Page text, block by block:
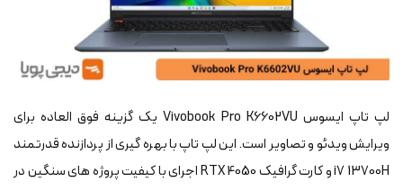
لپ تاپ ایسوس Vivobook Pro K6602VU یک گزینه فوق العاده برای
ویرایش ویدئو و تصاویر است. این لپ تاپ با بهره گیری از پردازنده قدرتمند
i7 13700H و کارت گرافیک RTX 4050 اجرای با کیفیت پروژه های سنگین در